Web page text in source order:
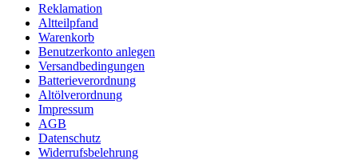
Reklamation
Altteilpfand
Warenkorb
Benutzerkonto anlegen
Versandbedingungen
Batterieverordnung
Altölverordnung
Impressum
AGB
Datenschutz
Widerrufsbelehrung